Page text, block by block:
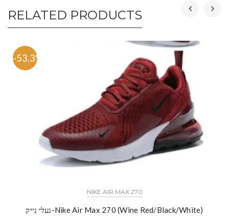
RELATED PRODUCTS
-53.3%
NIKE AIR MAX 270
נעלי נייק-Nike Air Max 270 (Wine Red/Black/White)